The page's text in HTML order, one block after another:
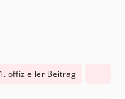
1. offizieller Beitrag